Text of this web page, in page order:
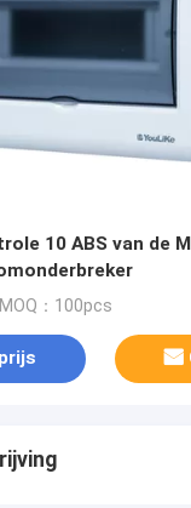
10 ABS van de
MOQ：100pcs